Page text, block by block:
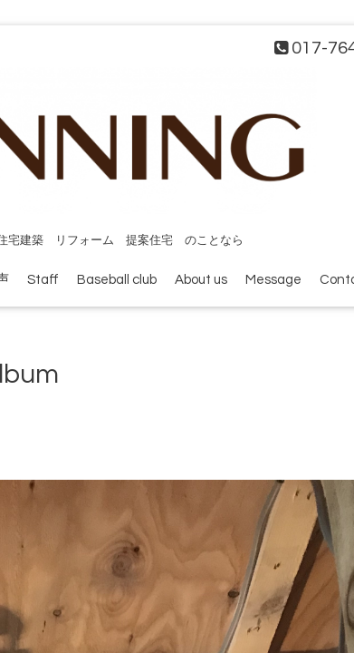
017-
宅建築 リフォーム 提案住宅 のことなら
Staff Baseball club About us Message